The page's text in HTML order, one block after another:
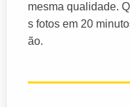
mesma qualidade.
s fotos em 20
ão.